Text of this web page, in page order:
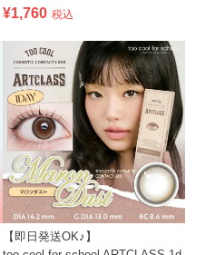
¥1,760 税込
【即日発送OK♪】